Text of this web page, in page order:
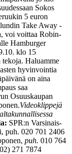
Sokos
5 euron
Take Away -
voi voittaa Robin-
Hamburger
klo 15
Haluamme
hyvinvointia
on aina
saa
Osuuskaupan
Videoklippejä
SPR:n Varsinais-
puh. 020 701 2406
puh. 010 764
271 7874